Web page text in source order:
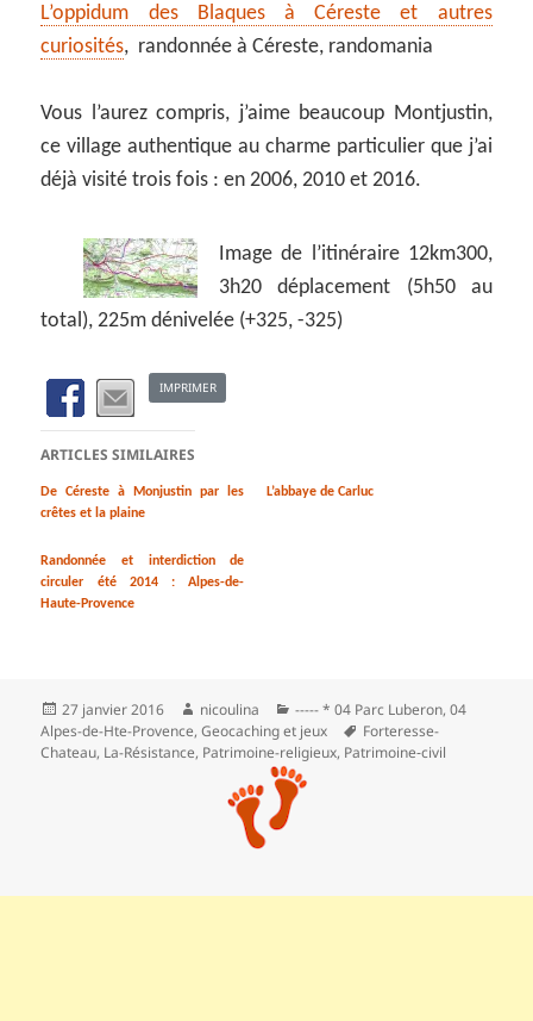
L’oppidum des Blaques à Céreste et autres
curiosités, randonnée à Céreste, randomania
Vous l’aurez compris, j’aime beaucoup Montjustin,
ce village authentique au charme particulier que j’ai
déjà visité trois fois : en 2006, 2010 et 2016.
Image de l’itinéraire 12km300,
3h20 déplacement (5h50 au
total), 225m dénivelée (+325, -325)
IMPRIMER
ARTICLES SIMILAIRES
De Céreste à Monjustin par les
crêtes et la plaine
L’abbaye de Carluc
Randonnée et interdiction de
circuler été 2014 : Alpes-de-
Haute-Provence
Publié
le
27 janvier 2016 Auteur
nicoulina Catégories
----- * 04 Parc Luberon,04
Alpes-de-Hte-Provence,Geocaching et jeux Mots-
clés
Forteresse-
Chateau, La-Résistance, Patrimoine-religieux, Patrimoine‑civil